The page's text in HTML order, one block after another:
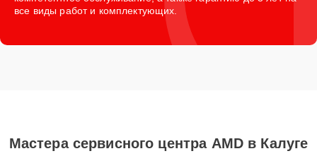
все виды работ и комплектующих.
Мастера сервисного центра AMD в Калуге